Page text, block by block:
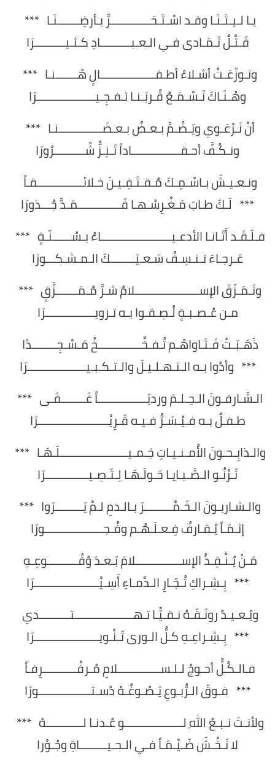
يـا لـيـتَـنَـا وقـد اسْـتَـحَـــــــــــــرَّ بـأرضِـــــــنَـا ***
قَـتْـلٌ تَـمَـادى فـي الـعـبــــــــــادِ كـثـيــــــــــرَا
وتـوزّعَـتْ أشـلاءُ أطـفــــــــــــــــــالٍ هُـــــــنـا ***
وهُـنَـاكَ نَـسْـمَـعُ قُـربَـنـا تـفـجِـيـــــــــــــــــــرَا
أنْ نَـرْعَـوي ويَـضُـمَّ بـعـضٌ بـعـضَــــــــــــــنـا ***
ونـكُـفَّ أحـقــــــــــــــــاداً تَـنِـزُّ شُــــــــــرُورَا
ونـعـيـشَ بـاسْـمِـكَ مُـقـتَـفِـيـنَ خـلائـــــــــــــــقـاً
*** لَـكَ طـابَ مَـغْـرِسُـهـا فَــــــــــــــمَـدَّ جُـــذورَا
فـلَـقَـد أَتَـانـا الأدعـيـــــــــــــــــــــــاءُ بـسُــــــنّـةٍ ***
عَـرجـاءَ تـنـسِـفُ سَـعـيَــــــــكَ الـمـشـكـــورَا
وتَـمَـزّقَ الإســـــــــــــــــــــلامُ شـرَّ مُـمَـــــــزَّقٍ ***
مـن عُـصـبـةٍ لُـصِـقـوا بـه تـزويــــــــــــــــرَا
ذَهَـبَـتْ فَـتَـاواهُـم تُـفـخِّــــــــــــــخُ مَـسْـجِــــــــدًا
*** وأدُوا بـه الـتـهـلـيـلَ والـتـكـبـيـــــــــــــــــــرَا
الـسَّـارقـونَ الـحِـلـمَ ورديّــــــــــــــــاً غَــــــــفَـى ***
طـفـلٌ بـه فـيُـسَـرُّ فـيـه قَـرِيْـــــــــــــــــــــــرَا
والـذابِـحـونَ الأُمـنـيـاتِ جَـمـيــــــــــــــــــــــلَـهَـا ***
تَـرْنُـو الـصَّـبـايـا حَـولَـهَـا لِـتَـصِـيــــــــــــــرَا
والـشـاربـونَ الـخَـمْـــــــــرَ بـالـدمِ لـمْ يَـــــــــرَوا ***
إثـمَـاً يُـقـارفُ فِـعـلَـهُـم وفُـجـــــــــــــــــــورَا
مَـنْ يُـنْـقِـذُ الإســـــــــــــــلامَ بَـعـدَ وُقُــــــــــوعِـهِ
*** بِـشِـراكِ تُـجّـارِ الـدِّمـاءِ أَسِـيْـــــــــــــــــــــرَا
ويُـعـيـدُ رونَـقَـهُ نـقـيًّـا تـهـــــــــــــــــــتــــــــــدي
*** بِـشِـراعِـهِ كـلُّ الـورى تَـنْـويـــــــــــــــــــــرَا
فـالـكُـلُّ أحـوجُ لـلـســــــــــــــلامِ مُـرفْـــــــــــرِفـاً
*** فـوقَ الـرُّبـوعِ يَـصُـوغُـهُ دُسـتـــــــــــــــــورَا
ولأنـتَ نـبـعُ اللهِ لـــــــــــــــــــو عُـدنـا لــــــــــــهُ ***
لا نَـخْـشَ ضَـيْـمَـاً فـي الـحـيـــــــــاةِ وجُـوْرا